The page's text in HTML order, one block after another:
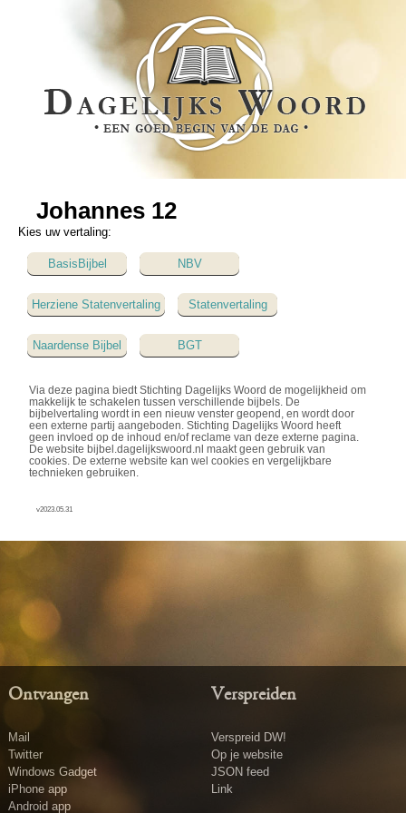
Johannes 12
Kies uw vertaling:
BasisBijbel NBV
Herziene Statenvertaling Statenvertaling
Naardense Bijbel BGT
Via deze pagina biedt Stichting Dagelijks Woord de mogelijkheid om
makkelijk te schakelen tussen verschillende bijbels. De
bijbelvertaling wordt in een nieuw venster geopend, en wordt door
een externe partij aangeboden. Stichting Dagelijks Woord heeft
geen invloed op de inhoud en/of reclame van deze externe pagina.
De website bijbel.dagelijkswoord.nl maakt geen gebruik van
cookies. De externe website kan wel cookies en vergelijkbare
technieken gebruiken.
v2023.05.31
Ontvangen
Mail
Twitter
Windows Gadget
iPhone app
Android app
Verspreiden
Verspreid DW!
Op je website
JSON feed
Link